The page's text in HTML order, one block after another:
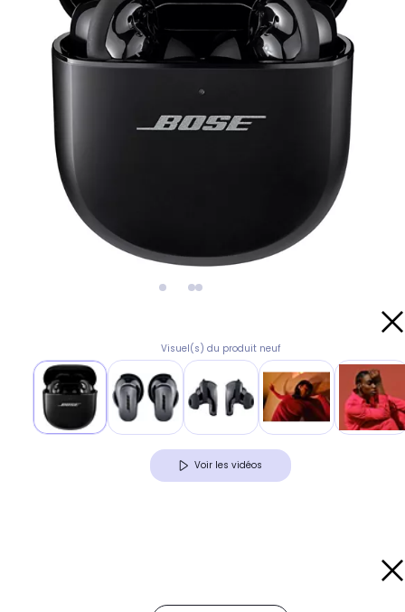
Visuel(s) du produit neuf
Voir les vidéos